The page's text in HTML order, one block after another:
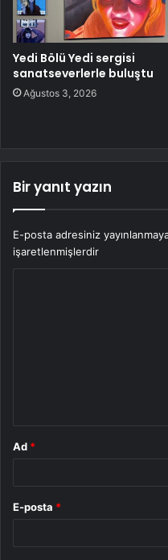
Yedi Bölü Yedi sergisi
sanatseverlerle buluştu
Ağustos 3, 2026
Bir yanıt yazın
E-posta adresiniz
işaretlenmişlerdir
Ad *
E-posta *